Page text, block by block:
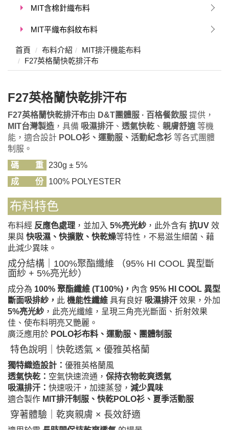
MIT含棉針織布料
MIT平織布斜紋布料
首頁 布料介紹
MIT排汗機能布料
F27英格蘭快乾排汗布
F27英格蘭快乾排汗布
F27英格蘭快乾排汗布由 D&T團體服 · 百格餐飲服 提供，
MIT台灣製造 ，具備 吸濕排汗 、 透氣快乾 、 親膚舒適 等機
能，適合設計 POLO衫、運動服、活動紀念衫 等各式團體
制服。
碼 重
230g ± 5%
成 份
100% POLYESTER
布料特色
布料經 反應色處理 ，並加入 5%亮光紗 ，此外含有 抗UV 效
果與 快吸濕、快擴散、快乾燥等特性，不易滋生細菌、藉
此減少異味。
成分結構｜100%聚酯纖維 （95% HI COOL 異型斷
面紗 + 5%亮光紗）
成分為 100% 聚酯纖維 (T100%)， 內含 95% HI COOL 異型
斷面吸排紗， 此 機能性纖維 具有良好 吸濕排汗 效果，外加
5%亮光紗 ，此亮光纖維，呈現三角亮光斷面、折射效果
佳、使布料明亮又艷麗。
廣泛應用於 POLO衫布料、運動服、團體制服
特色說明｜快乾透氣 × 優雅英格蘭
獨特織造設計： 優雅英格蘭風
透氣快乾： 空氣快速流通， 保持衣物乾爽透氣
吸濕排汗： 快速吸汗，加速蒸發， 減少異味
適合製作 MIT排汗制服、快乾POLO衫、夏季活動服
穿著體驗｜乾爽親膚 × 長效舒適